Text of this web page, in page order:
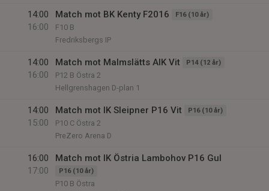
14:00
16:00
Match mot BK Kenty F2016 F16 (10 år)
F10 B
Fredriksbergs IP
14:00
16:00
Match mot Malmslätts AIK Vit P14 (12 år)
P12 B Östra 2
Hellgrenshagen D-plan 1
14:00
15:00
Match mot IK Sleipner P16 Vit P16 (10 år)
P10 C Östra 2
PreZero Arena D
16:00
17:00
Match mot IK Östria Lambohov P16 Gul
P16 (10 år)
P10 B Östra